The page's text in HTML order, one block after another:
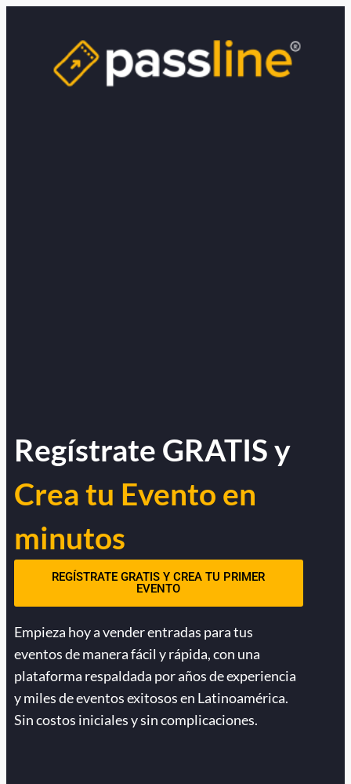
Regístrate GRATIS y
Crea tu Evento en
minutos
REGÍSTRATE GRATIS Y CREA TU PRIMER
EVENTO
Empieza hoy a vender entradas para tus
eventos de manera fácil y rápida, con una
plataforma respaldada por años de experiencia
y miles de eventos exitosos en Latinoamérica.
Sin costos iniciales y sin complicaciones.